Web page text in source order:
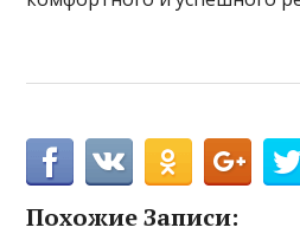
Похожие Записи: